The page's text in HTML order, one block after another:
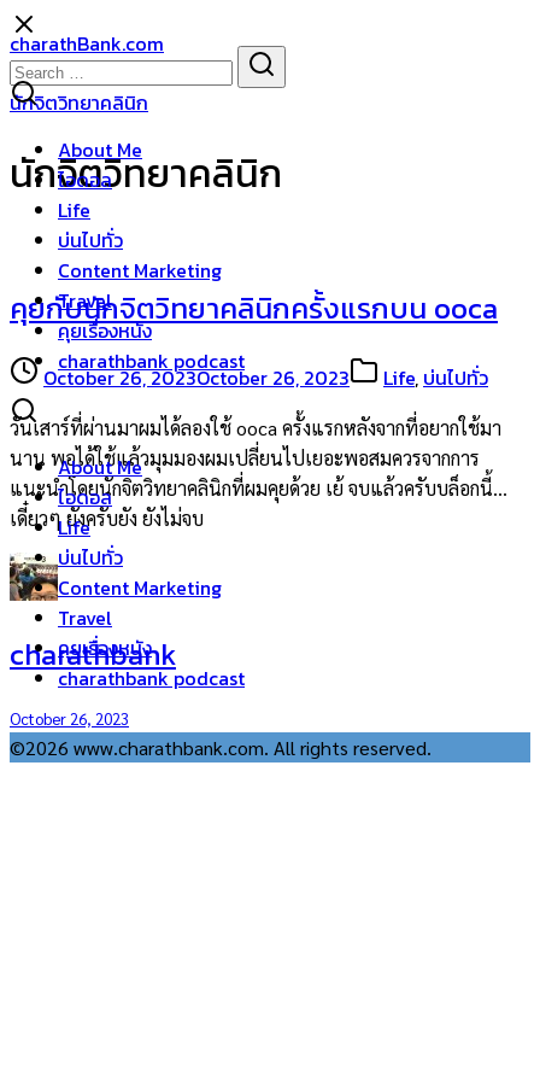
Skip
to
content
charathBank.com
About Me
ไอดอล
Life
บ่นไปทั่ว
Content Marketing
Travel
คุยเรื่องหนัง
charathbank podcast
About Me
ไอดอล
Life
บ่นไปทั่ว
Content Marketing
Travel
คุยเรื่องหนัง
charathbank podcast
Search
for:
นักจิตวิทยาคลินิก
นักจิตวิทยาคลินิก
คุยกับนักจิตวิทยาคลินิกครั้งแรกบน ooca
October 26, 2023October 26, 2023 Life, บ่นไปทั่ว
วันเสาร์ที่ผ่านมาผมได้ลองใช้ ooca ครั้งแรกหลังจากที่อยากใช้มา
นาน พอได้ใช้แล้วมุมมองผมเปลี่ยนไปเยอะพอสมควรจากการ
แนะนำโดยนักจิตวิทยาคลินิกที่ผมคุยด้วย เย้ จบแล้วครับบล็อกนี้…
เดี๋ยวๆ ยังครับยัง ยังไม่จบ
charathbank
October 26, 2023
©2026 www.charathbank.com. All rights reserved.